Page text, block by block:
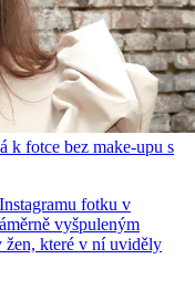
k fotce bez make-upu s
fotku v
vyšpuleným
které v ní uviděly